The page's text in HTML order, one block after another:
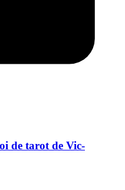
de tarot de Vic-